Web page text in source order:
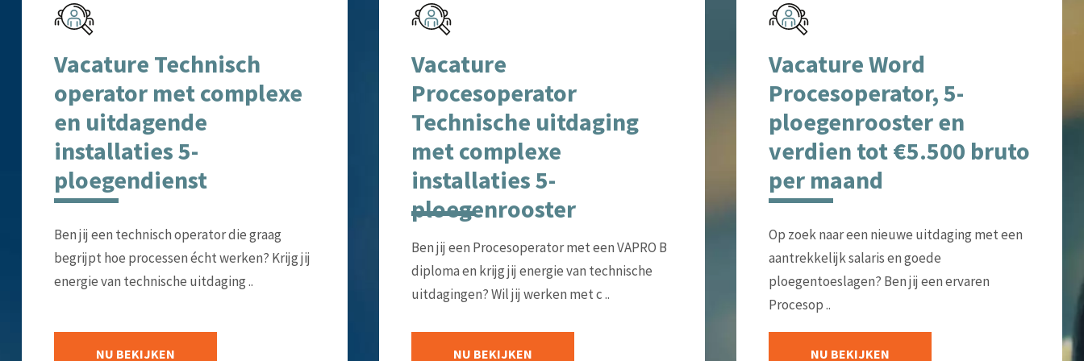
Vacature Technisch
operator met complexe
en uitdagende
installaties 5-
ploegendienst
Ben jij een technisch operator die graag
begrijpt hoe processen écht werken? Krijg jij
energie van technische uitdaging ..
NU BEKIJKEN
Vacature
Procesoperator
Technische uitdaging
met complexe
installaties 5-
ploegenrooster
Ben jij een Procesoperator met een VAPRO B
diploma en krijg jij energie van technische
uitdagingen? Wil jij werken met c ..
NU BEKIJKEN
Vacature Word
Procesoperator, 5-
ploegenrooster en
verdien tot €5.500 bruto
per maand
Op zoek naar een nieuwe uitdaging met een
aantrekkelijk salaris en goede
ploegentoeslagen? Ben jij een ervaren
Procesop ..
NU BEKIJKEN